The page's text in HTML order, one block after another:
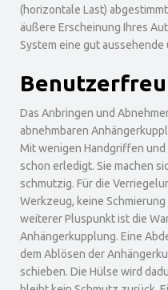
(horizontale Last)
äußere Erscheinung Ihres
System eine gut aussehende
Das Anbringen und
abnehmbaren
Mit wenigen Handgriffen und
schon erledigt. Sie machen
schmutzig. Für die
Werkzeug, keine
weiterer Pluspunkt ist die
Anhängerkupplung. Eine
dem Ablösen der
schieben. Die Hülse wird